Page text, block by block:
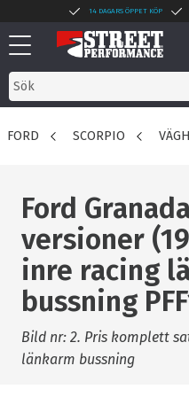
Meny
14 DAGARS ÖPPET KÖP
FORD SCORPIO
Ford
versioner
inre racing
bussning
Bild nr: 2. Pris komplett
länkarm bussning